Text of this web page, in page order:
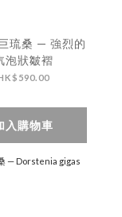
琉桑 — 強烈的
泡狀皺褶
入購物車